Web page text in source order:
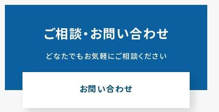
ご相談・お問い合わせ
どなたでもお気軽にご相談ください
お問い合わせ